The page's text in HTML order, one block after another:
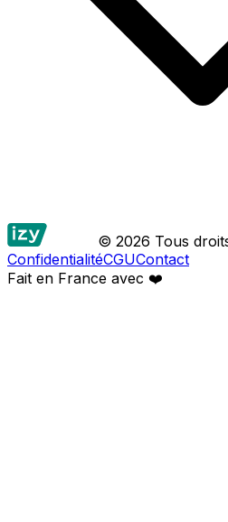
© 2026 Tous
ConfidentialitéCGUContact
Fait en France avec ❤️